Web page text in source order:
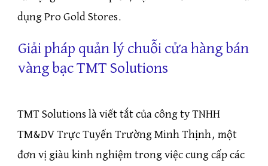
dụng Pro Gold Stores.
Giải pháp quản lý chuỗi cửa hàng bán
vàng bạc TMT Solutions
TMT Solutions là viết tắt của công ty TNHH
TM&DV Trực Tuyến Trường Minh Thịnh, một
đơn vị giàu kinh nghiệm trong việc cung cấp các